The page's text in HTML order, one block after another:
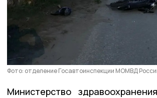
Фото: отделение Госавтоинспекции МОМВД
Министерство